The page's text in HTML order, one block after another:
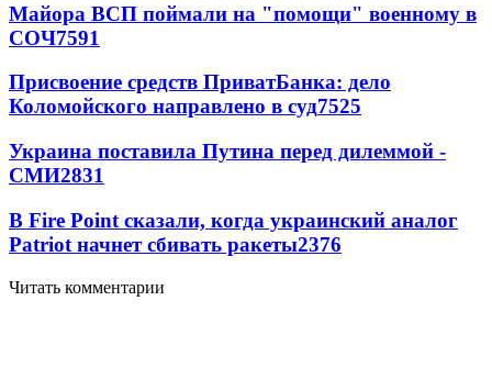
Майора ВСП поймали на "помощи" военному в
СОЧ7591
Присвоение средств ПриватБанка: дело
Коломойского направлено в суд7525
Украина поставила Путина перед дилеммой -
СМИ2831
В Fire Point сказали, когда украинский аналог
Patriot начнет сбивать ракеты2376
Читать комментарии